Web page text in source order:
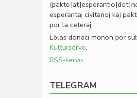
esperantaj civitanoj kaj
por la ceteraj.
Eblas donaci monon por
Kulturservo.
RSS-servo
TELEGRAM